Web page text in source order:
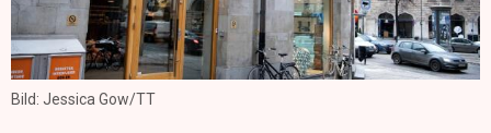
Bild: Jessica Gow/TT